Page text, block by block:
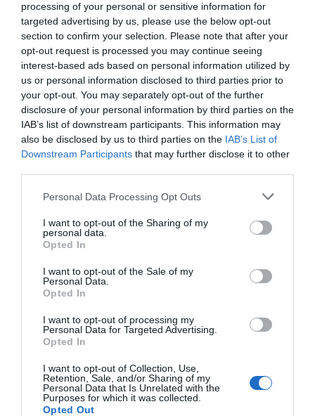
processing of your personal or sensitive information for
targeted advertising by us, please use the below opt-out
section to confirm your selection. Please note that after your
opt-out request is processed you may continue seeing
interest-based ads based on personal information utilized by
us or personal information disclosed to third parties prior to
your opt-out. You may separately opt-out of the further
disclosure of your personal information by third parties on the
IAB’s list of downstream participants. This information may
also be disclosed by us to third parties on the IAB’s List of
Downstream Participants that may further disclose it to other
Please note that this website/app uses one or more Google
not limited to your visit or usage behaviour. You may click to
grant or deny consent to Google and its third-party tags to
use your data for below specified purposes in below Google
consent section.
Personal Data Processing Opt Outs
I want to opt-out of the Sharing of my
personal data.
Opted In
I want to opt-out of the Sale of my
Personal Data.
Opted In
I want to opt-out of processing my
Personal Data for Targeted Advertising.
Opted In
I want to opt-out of Collection, Use,
Retention, Sale, and/or Sharing of my
Personal Data that Is Unrelated with the
Purposes for which it was collected.
Opted Out
Προτεινόμενα άρθρα
Η Φιλαρμονική του Μουσικού Συλλόγου Άνδρου τίμησε
τον μοναδικό Γιώργο Κατσαρό
Απαράδεκτη εμπειρία στη Ραφήνα. Φωτογραφίες από
βίντεο εκείνης της ώρας…
Η ΥΔΡΟΦΟΡΑ ΤΟΥ ΕΠΑΡΧΕΙΟΥ ΧΑΘΗΚΕ! ΟΠΩΣ
ΧΑΘΗΚΑΝ ΚΑΙ ΟΙ ΑΣΦΑΛΤΟΣΤΡΩΣΕΙΣ ΤΟΥ
ΠΑΡΑΜΕΝΟΥΝ…
ΑΠΟΚΛΕΙΣΤΙΚΟ: «ΕΤΣΙ ΑΝΑΚΑΛΥΨΑ ΤΟ